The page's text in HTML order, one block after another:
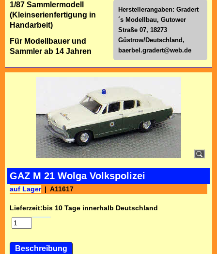
Herstellerangaben: Gradert
´s Modellbau, Gutower
Straße 07, 18273
Güstrow/Deutschland,
baerbel.gradert@web.de
1/87 Sammlermodell
(Kleinserienfertigung in
Handarbeit)
Für Modellbauer und
Sammler ab 14 Jahren
GAZ M 21 Wolga Volkspolizei
auf Lager A11617
Lieferzeit:bis 10 Tage innerhalb Deutschland
Beschreibung